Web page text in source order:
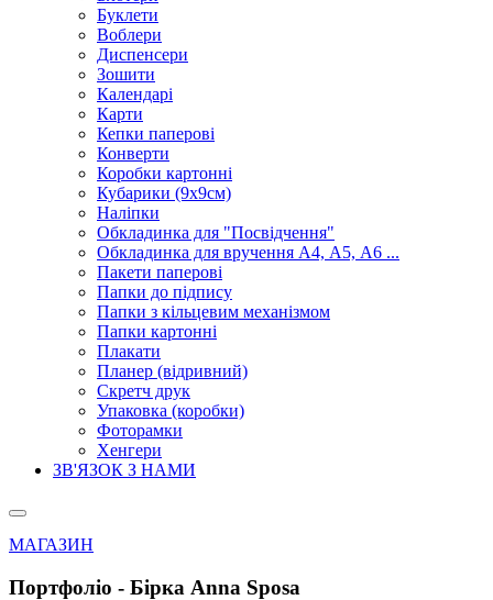
Буклети
Воблери
Диспенсери
Зошити
Календарі
Карти
Кепки паперові
Конверти
Коробки картонні
Кубарики (9х9см)
Наліпки
Обкладинка для "Посвідчення"
Обкладинка для вручення А4, А5, А6 ...
Пакети паперові
Папки до підпису
Папки з кільцевим механізмом
Папки картонні
Плакати
Планер (відривний)
Скретч друк
Упаковка (коробки)
Фоторамки
Хенгери
ЗВ'ЯЗОК З НАМИ
МАГАЗИН
Портфоліо - Бірка Anna Sposa